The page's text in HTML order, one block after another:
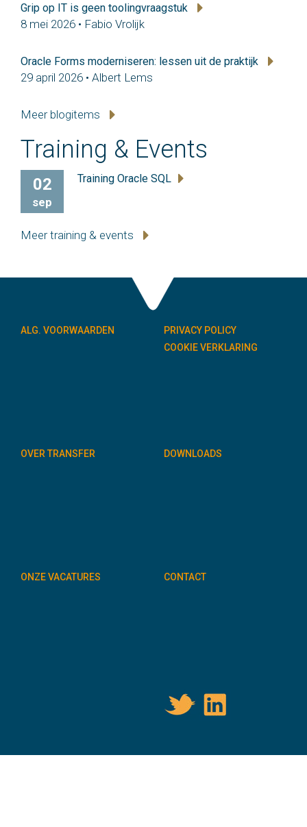
Grip op IT is geen toolingvraagstuk
8 mei 2026 • Fabio Vrolijk
Oracle Forms moderniseren: lessen uit de praktijk
29 april 2026 • Albert Lems
Meer blogitems
Training & Events
02
sep
Training Oracle SQL
Meer training & events
ALG. VOORWAARDEN
PRIVACY POLICY
COOKIE VERKLARING
OVER TRANSFER DOWNLOADS
ONZE VACATURES CONTACT